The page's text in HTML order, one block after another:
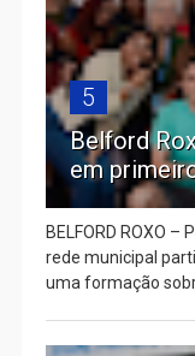
5
Belford
em
BELFORD ROXO
rede municipal
uma formação